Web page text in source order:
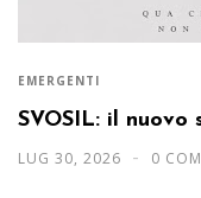
EMERGENTI
SVOSIL: il nuovo
LUG 30, 2026 0